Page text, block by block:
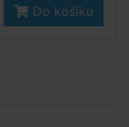
Do košíku